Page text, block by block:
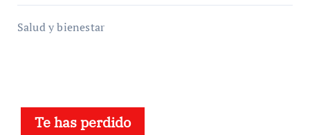
Salud y bienestar
Te has perdido